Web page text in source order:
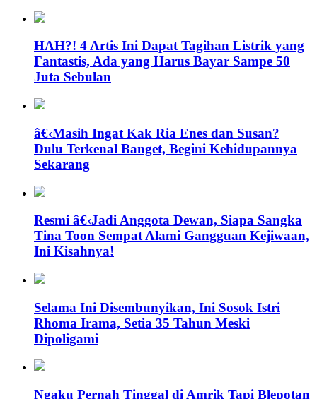
HAH?! 4 Artis Ini Dapat Tagihan Listrik yang
Fantastis, Ada yang Harus Bayar Sampe 50
Juta Sebulan
â€‹Masih Ingat Kak Ria Enes dan Susan?
Dulu Terkenal Banget, Begini Kehidupannya
Sekarang
Resmi â€‹Jadi Anggota Dewan, Siapa Sangka
Tina Toon Sempat Alami Gangguan Kejiwaan,
Ini Kisahnya!
Selama Ini Disembunyikan, Ini Sosok Istri
Rhoma Irama, Setia 35 Tahun Meski
Dipoligami
Ngaku Pernah Tinggal di Amrik Tapi Blepotan